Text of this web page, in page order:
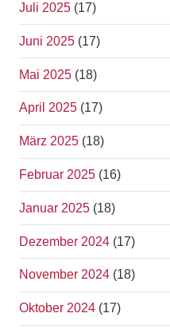
Juli 2025 (17)
Juni 2025 (17)
Mai 2025 (18)
April 2025 (17)
März 2025 (18)
Februar 2025 (16)
Januar 2025 (18)
Dezember 2024 (17)
November 2024 (18)
Oktober 2024 (17)